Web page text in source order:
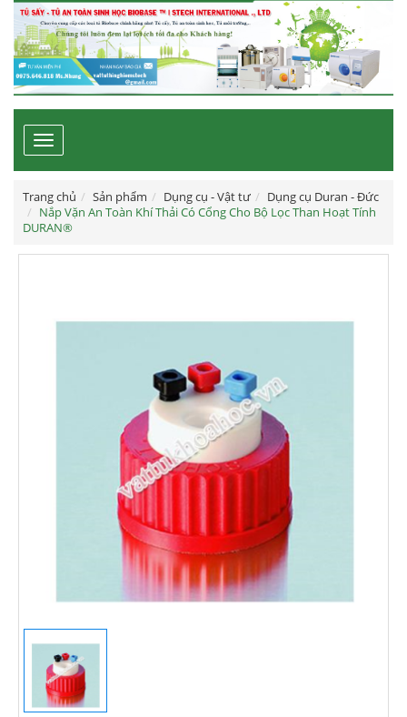
Toggle
navigation
Trang chủ Sản phẩm Dụng cụ - Vật tư
Dụng cụ Duran - Đức
Nắp Vặn An Toàn Khí Thải Có Cổng Cho Bộ Lọc Than Hoạt Tính
DURAN®